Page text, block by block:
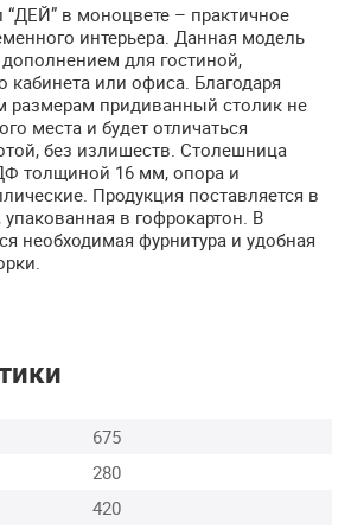
в моноцвете – практичное
интерьера. Данная модель
для гостиной,
кабинета или офиса. Благодаря
придиванный столик не
места и будет отличаться
без излишеств. Столешница
толщиной 16 мм, опора и
Продукция поставляется в
в гофрокартон. В
необходимая фурнитура и удобная
675
280
420